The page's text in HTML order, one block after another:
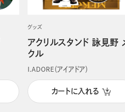
グッズ
アクリルスタンド 詠見野
クル
I.ADORE（アイアドア）
カートに入れる